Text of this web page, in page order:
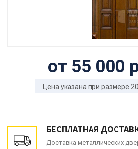
от 55 000
Цена указана при размере
БЕСПЛАТНАЯ
Доставка металлических